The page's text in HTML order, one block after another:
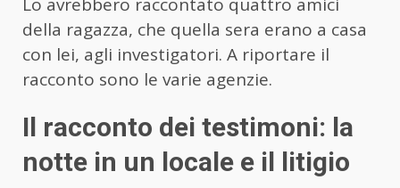
Lo avrebbero raccontato quattro amici
della ragazza, che quella sera erano a casa
con lei, agli investigatori. A riportare il
racconto sono le varie agenzie.
Il racconto dei testimoni: la
notte in un locale e il litigio